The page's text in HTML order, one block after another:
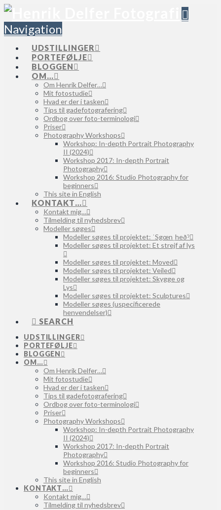
Navigation
UDSTILLINGER
PORTEFØLJE
BLOGGEN
OM…
Om Henrik Delfer…
Mit fotostudie
Hvad er der i tasken
Tips til gadefotografering
Ordbog over foto-terminologi
Priser
Photography Workshops
Workshop: In-depth Portrait Photography
II (2024)
Workshop 2017: In-depth Portrait
Photography
Workshop 2016: Studio Photography for
beginners
This site in English
KONTAKT…
Kontakt mig…
Tilmelding til nyhedsbrev
Modeller søges
Modeller søges til projektet: ˈSgœnˌheðˀ
Modeller søges til projektet: Et strejf af lys
Modeller søges til projektet: Moved
Modeller søges til projektet: Veiled
Modeller søges til projektet: Skygge og
Lys
Modeller søges til projektet: Sculptures
Modeller søges (uspecificerede
henvendelser)
SEARCH
UDSTILLINGER
PORTEFØLJE
BLOGGEN
OM…
Om Henrik Delfer…
Mit fotostudie
Hvad er der i tasken
Tips til gadefotografering
Ordbog over foto-terminologi
Priser
Photography Workshops
Workshop: In-depth Portrait Photography
II (2024)
Workshop 2017: In-depth Portrait
Photography
Workshop 2016: Studio Photography for
beginners
This site in English
KONTAKT…
Kontakt mig…
Tilmelding til nyhedsbrev